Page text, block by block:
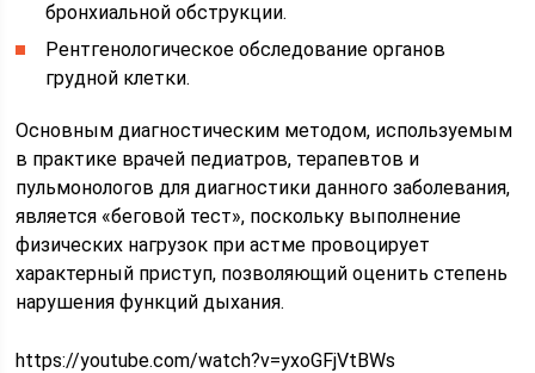
бронхиальной обструкции.
Рентгенологическое обследование органов
грудной клетки.
Основным диагностическим методом, используемым
в практике врачей педиатров, терапевтов и
пульмонологов для диагностики данного заболевания,
является «беговой тест», поскольку выполнение
физических нагрузок при астме провоцирует
характерный приступ, позволяющий оценить степень
нарушения функций дыхания.
https://youtube.com/watch?v=yxoGFjVtBWs